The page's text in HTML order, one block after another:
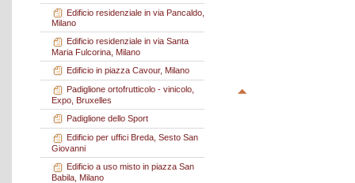
Edificio residenziale in via Pancaldo,
Milano
Edificio residenziale in via Santa
Maria Fulcorina, Milano
Edificio in piazza Cavour, Milano
Padiglione ortofrutticolo - vinicolo,
Expo, Bruxelles
Padiglione dello Sport
Edificio per uffici Breda, Sesto San
Giovanni
Edificio a uso misto in piazza San
Babila, Milano